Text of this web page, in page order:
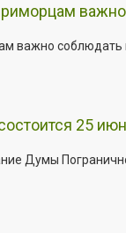
важно
25
Думы